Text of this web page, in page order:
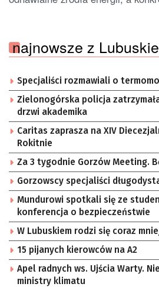
najnowsze z
Specjaliści rozmawiali o
Zielonogórska policja
drzwi akademika
Caritas zaprasza na XIV
Rokitnie
Za 3 tygodnie Gorzów Meeting.
Gorzowscy specjaliści
Mundurowi spotkali się ze
konferencja o bezpieczeństwie
W Lubuskiem rodzi się coraz
15 pijanych kierowców na A2
Apel radnych ws. Ujścia Warty.
ministry klimatu